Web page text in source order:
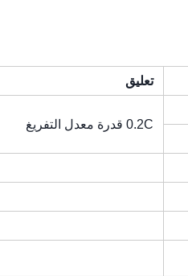
تعليق
0.2C قدرة معدل التفريغ